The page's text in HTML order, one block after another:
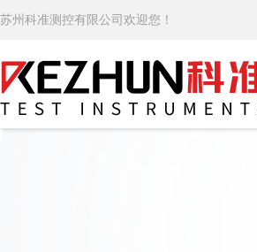
苏州科准测控有限公司欢迎您！